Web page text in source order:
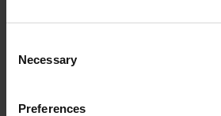
Selection
Necessary
Preferences